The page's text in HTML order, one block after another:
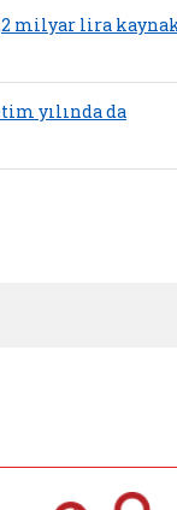
milyar lira
yılında da